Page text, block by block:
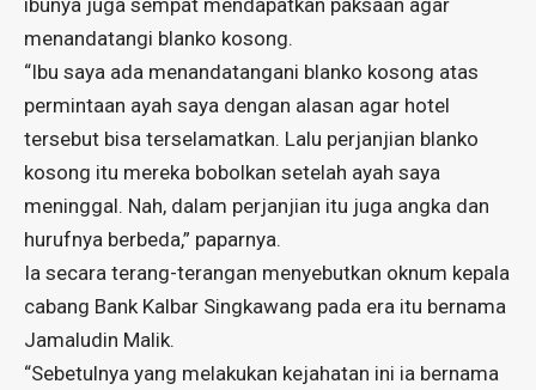
menandatangi blanko kosong.
“Ibu saya ada menandatangani blanko kosong atas
permintaan ayah saya dengan alasan agar hotel
tersebut bisa terselamatkan. Lalu perjanjian blanko
kosong itu mereka bobolkan setelah ayah saya
meninggal. Nah, dalam perjanjian itu juga angka dan
hurufnya berbeda,” paparnya.
Ia secara terang-terangan menyebutkan oknum kepala
cabang Bank Kalbar Singkawang pada era itu bernama
Jamaludin Malik.
“Sebetulnya yang melakukan kejahatan ini ia bernama